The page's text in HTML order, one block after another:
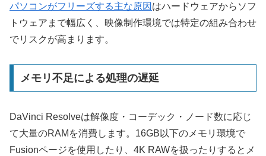
パソコンがフリーズする主な原因 はハードウェアからソフ
トウェアまで幅広く、映像制作環境では特定の組み合わせ
でリスクが高まります。
メモリ不足による処理の遅延
DaVinci Resolveは解像度・コーデック・ノード数に応じ
て大量のRAMを消費します。16GB以下のメモリ環境で
Fusionページを使用したり、4K RAWを扱ったりするとメ